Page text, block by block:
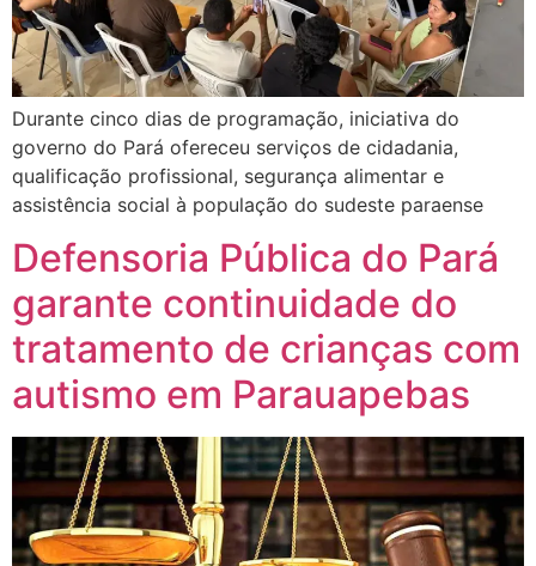
Durante cinco dias de programação, iniciativa do
governo do Pará ofereceu serviços de cidadania,
qualificação profissional, segurança alimentar e
assistência social à população do sudeste paraense
Defensoria Pública do Pará
garante continuidade do
tratamento de crianças com
autismo em Parauapebas